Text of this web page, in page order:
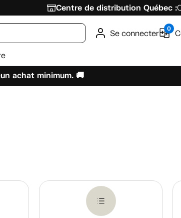
Centre de distribution Québec :
Se connecter 0
achat minimum. 🚚